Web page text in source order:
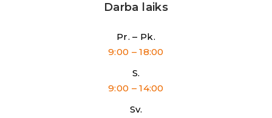
Darba laiks
Pr. – Pk.
9:00 – 18:00
S.
9:00 – 14:00
Sv.